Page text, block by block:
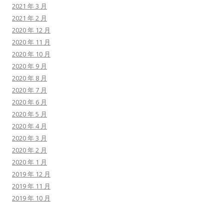
2021 年 3 月
2021 年 2 月
2020 年 12 月
2020 年 11 月
2020 年 10 月
2020 年 9 月
2020 年 8 月
2020 年 7 月
2020 年 6 月
2020 年 5 月
2020 年 4 月
2020 年 3 月
2020 年 2 月
2020 年 1 月
2019 年 12 月
2019 年 11 月
2019 年 10 月